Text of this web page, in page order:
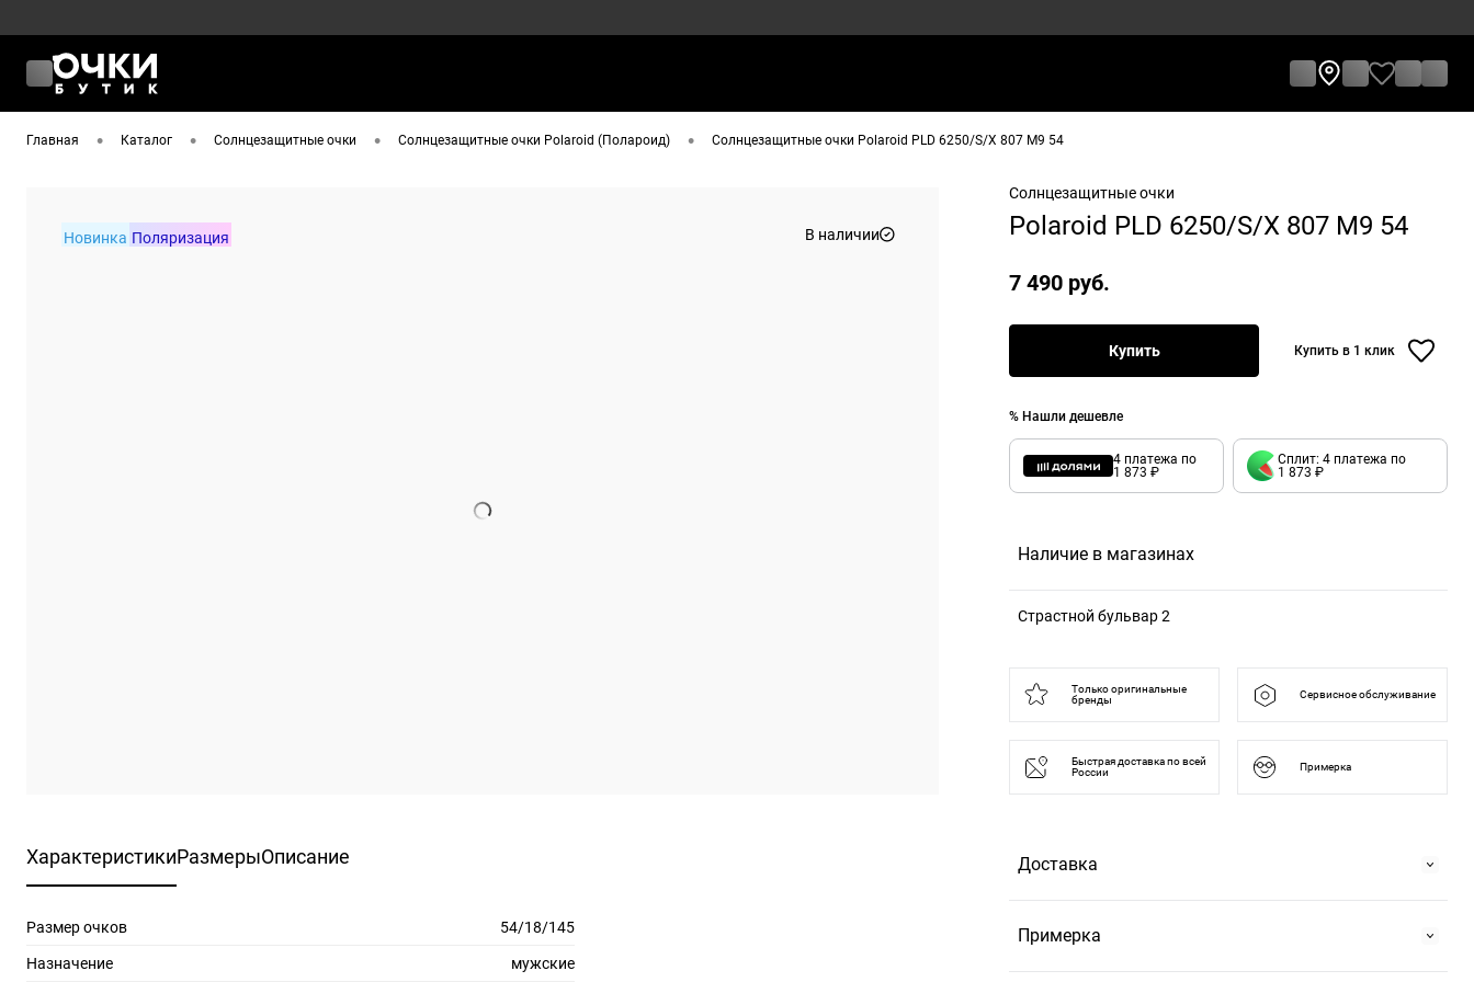
Главная • Каталог • Солнцезащитные очки • Солнцезащитные очки Polaroid (Полароид) • Солнцезащитные очки Polaroid PLD 6250/S/X 807 M9 54
Солнцезащитные очки
Polaroid PLD 6250/S/X 807 M9 54
Новинка Поляризация В наличии
7 490 руб.
Купить Купить в 1 клик
% Нашли дешевле
4 платежа по
1 873 ₽
Сплит: 4 платежа по
1 873 ₽
Наличие в магазинах
Страстной бульвар 2
ХарактеристикиРазмерыОписание
Размер очков 54/18/145
Назначение мужские
Только оригинальные
бренды
Сервисное обслуживание
Быстрая доставка по всей
России
Примерка
Доставка
Самовывоз
Примерка